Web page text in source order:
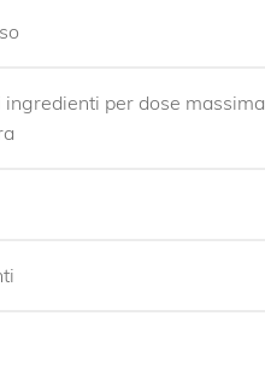
ingredienti per dose massima